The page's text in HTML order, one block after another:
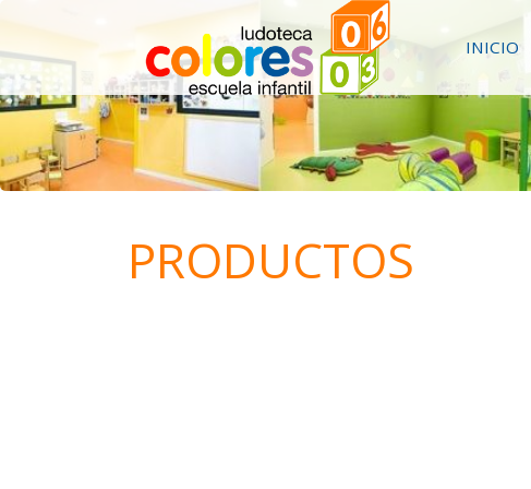
INICIO
PRODUCTOS